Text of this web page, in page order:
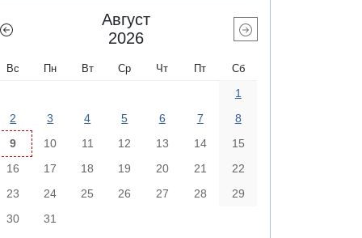
Август
2026
Вс Пн Вт Ср Чт Пт Сб
1
2
3 4 5 6 7
8
9
10 11 12 13 14
15
16
17 18 19 20 21
22
23
24 25 26 27 28
29
30
31